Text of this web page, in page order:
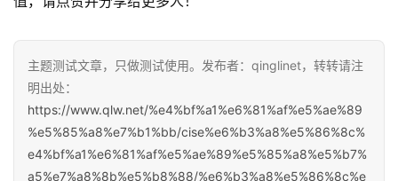
主题测试文章，只做测试使用。发布者：qinglinet，转转请注
明出处：
https://www.qlw.net/%e4%bf%a1%e6%81%af%e5%ae%89
%e5%85%a8%e7%b1%bb/cise%e6%b3%a8%e5%86%8c%
e4%bf%a1%e6%81%af%e5%ae%89%e5%85%a8%e5%b7%
a5%e7%a8%8b%e5%b8%88/%e6%b3%a8%e5%86%8c%e